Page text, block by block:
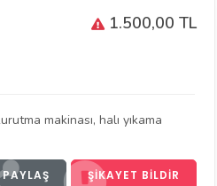
1.500,00 TL
makinası, halı yıkama
PAYLAŞ ŞIKAYET BILDIR